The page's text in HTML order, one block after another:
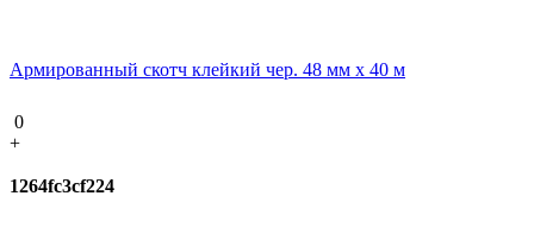
Армированный скотч клейкий чер. 48 мм х 40 м
0
+
1264fc3cf224